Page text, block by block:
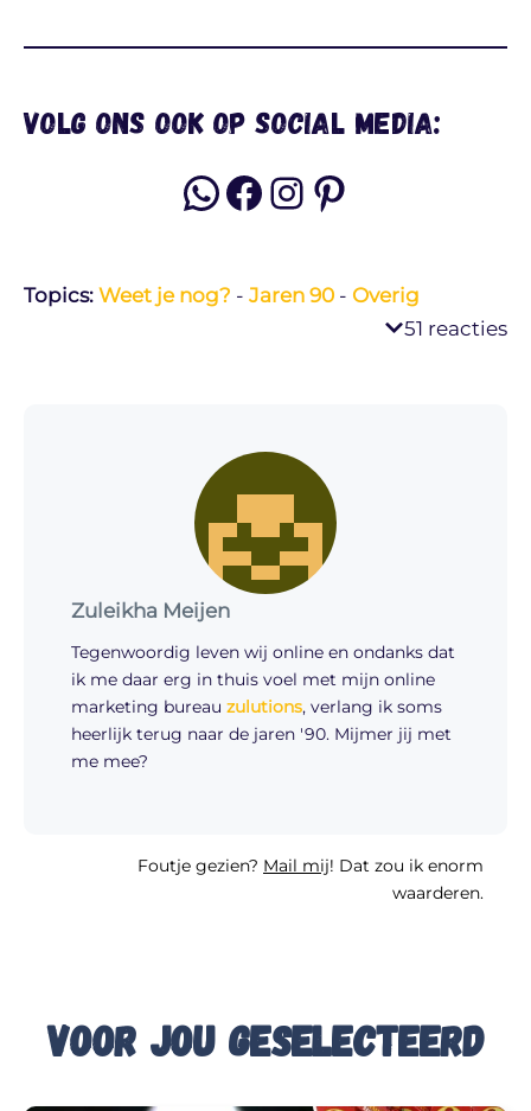
Volg ons ook op social media:
WhatsApp
Facebook
Instagram
Pinterest
Topics: Weet je nog? - Jaren 90 - Overig
51 reacties
Zuleikha Meijen
Tegenwoordig leven wij online en ondanks dat
ik me daar erg in thuis voel met mijn online
marketing bureau zulutions, verlang ik soms
heerlijk terug naar de jaren '90. Mijmer jij met
me mee?
Foutje gezien? Mail mij! Dat zou ik enorm
waarderen.
Voor jou geselecteerd